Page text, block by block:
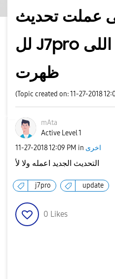
عملت تحديث
لل J7pro ايه هيا العيوب اللى
ظهرت
(Topic created on: 11-27-2018
mAta
Active Level 1
‎11-27-201812:09 PM in اخرى
j7pro update
0 Likes